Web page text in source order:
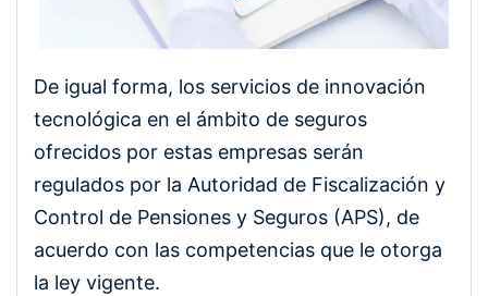
De igual forma, los servicios de innovación
tecnológica en el ámbito de seguros
ofrecidos por estas empresas serán
regulados por la Autoridad de Fiscalización y
Control de Pensiones y Seguros (APS), de
acuerdo con las competencias que le otorga
la ley vigente.